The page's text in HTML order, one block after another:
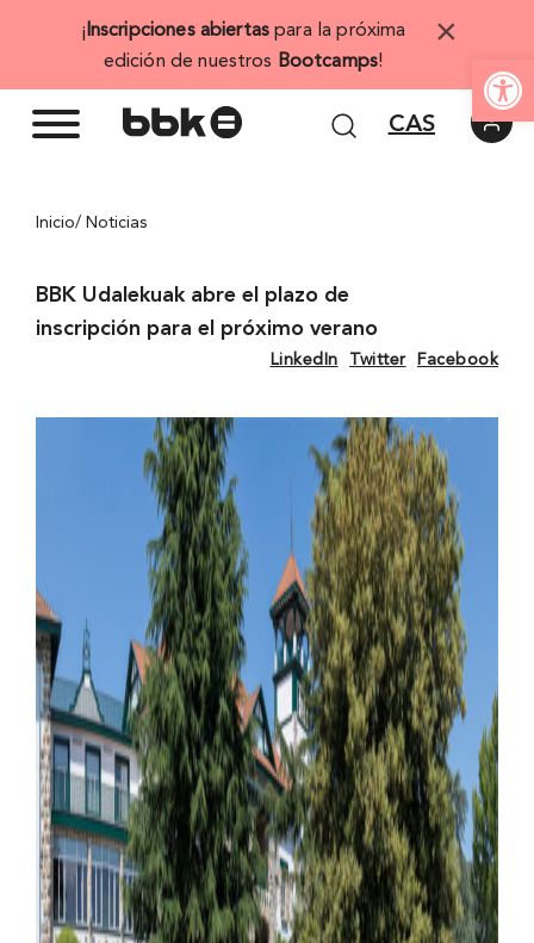
Abrir
¡ Inscripciones abiertas para la próxima
edición de nuestros Bootcamps!
×
CAS
Inicio/ Noticias
BBK Udalekuak abre el plazo de
inscripción para el próximo verano
LinkedIn Twitter Facebook